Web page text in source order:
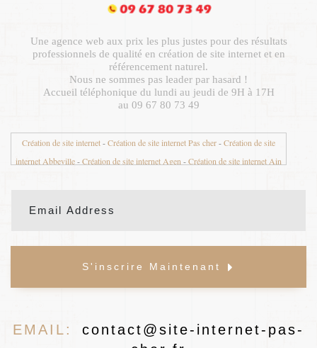
Une agence web aux prix les plus justes pour des résultats
professionnels de qualité en création de site internet et en
référencement naturel.
Nous ne sommes pas leader par hasard !
Accueil téléphonique du lundi au jeudi de 9H à 17H
au 09 67 80 73 49
Création de site internet-Création de site internet Pas cher-Création de site
internet Abbeville-Création de site internet Agen-Création de site internet Ain
Création de site internet Albertville
internet Alpes Maritimes 06-Création de site internet Alsace -Création de site
internet Ambazac-Création de site internet Ambert-Création de site internet
Création de site internet Angoulême- Création de site internet Annecy-Création
Création de site internet Antibes
S'inscrire Maintenant
EMAIL:
contact@site-internet-pas-